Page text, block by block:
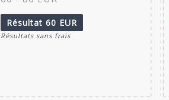
Résultat 60 EUR
Résultats sans frais